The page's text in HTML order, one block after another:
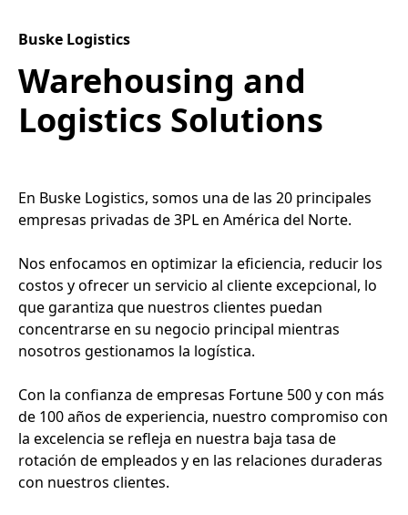
Buske Logistics
Warehousing and
Logistics Solutions
En Buske Logistics, somos una de las 20 principales
empresas privadas de 3PL en América del Norte.
Nos enfocamos en optimizar la eficiencia, reducir los
costos y ofrecer un servicio al cliente excepcional, lo
que garantiza que nuestros clientes puedan
concentrarse en su negocio principal mientras
nosotros gestionamos la logística.
Con la confianza de empresas Fortune 500 y con más
de 100 años de experiencia, nuestro compromiso con
la excelencia se refleja en nuestra baja tasa de
rotación de empleados y en las relaciones duraderas
con nuestros clientes.